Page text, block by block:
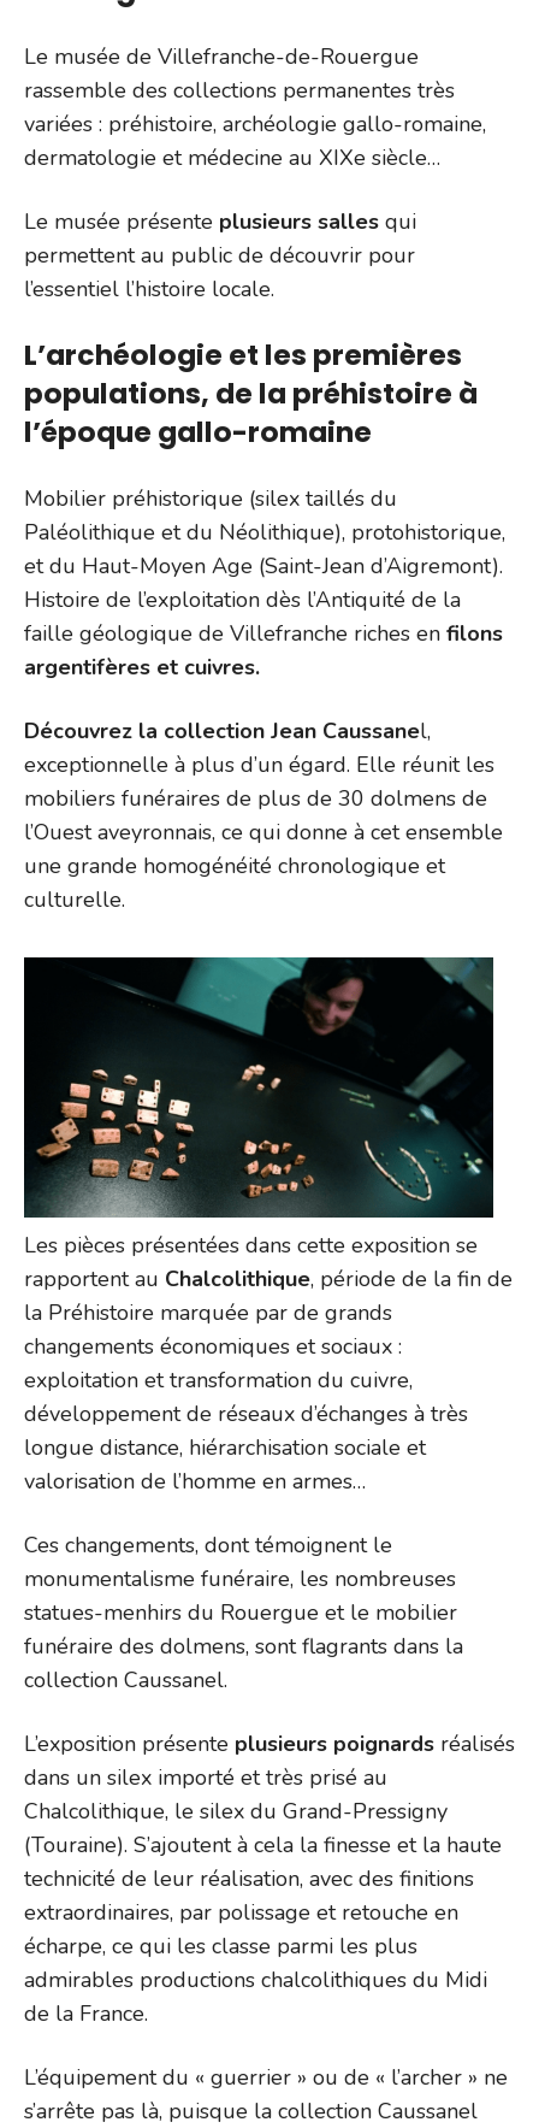
Le musée de Villefranche-de-Rouergue
rassemble des collections permanentes très
variées : préhistoire, archéologie gallo-romaine,
dermatologie et médecine au XIXe siècle…
Le musée présente plusieurs salles qui
permettent au public de découvrir pour
l’essentiel l’histoire locale.
L’archéologie et les premières
populations, de la préhistoire à
l’époque gallo-romaine
Mobilier préhistorique (silex taillés du
Paléolithique et du Néolithique), protohistorique,
et du Haut-Moyen Age (Saint-Jean d’Aigremont).
Histoire de l’exploitation dès l’Antiquité de la
faille géologique de Villefranche riches en filons
argentifères et cuivres.
Découvrez la collection Jean Caussanel,
exceptionnelle à plus d’un égard. Elle réunit les
mobiliers funéraires de plus de 30 dolmens de
l’Ouest aveyronnais, ce qui donne à cet ensemble
une grande homogénéité chronologique et
culturelle.
Les pièces présentées dans cette exposition se
rapportent au Chalcolithique, période de la fin de
la Préhistoire marquée par de grands
changements économiques et sociaux :
exploitation et transformation du cuivre,
développement de réseaux d’échanges à très
longue distance, hiérarchisation sociale et
valorisation de l’homme en armes…
Ces changements, dont témoignent le
monumentalisme funéraire, les nombreuses
statues-menhirs du Rouergue et le mobilier
funéraire des dolmens, sont flagrants dans la
collection Caussanel.
L’exposition présente plusieurs poignards réalisés
dans un silex importé et très prisé au
Chalcolithique, le silex du Grand-Pressigny
(Touraine). S’ajoutent à cela la finesse et la haute
technicité de leur réalisation, avec des finitions
extraordinaires, par polissage et retouche en
écharpe, ce qui les classe parmi les plus
admirables productions chalcolithiques du Midi
de la France.
L’équipement du « guerrier » ou de « l’archer » ne
s’arrête pas là, puisque la collection Caussanel